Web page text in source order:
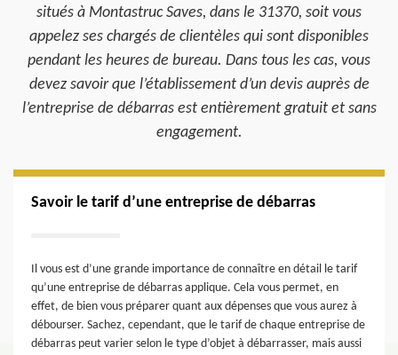
situés à Montastruc Saves, dans le 31370, soit vous
appelez ses chargés de clientèles qui sont disponibles
pendant les heures de bureau. Dans tous les cas, vous
devez savoir que l’établissement d’un devis auprès de
l’entreprise de débarras est entièrement gratuit et sans
engagement.
Savoir le tarif d’une entreprise de débarras
Il vous est d’une grande importance de connaître en détail le tarif
qu’une entreprise de débarras applique. Cela vous permet, en
effet, de bien vous préparer quant aux dépenses que vous aurez à
débourser. Sachez, cependant, que le tarif de chaque entreprise de
débarras peut varier selon le type d’objet à débarrasser, mais aussi